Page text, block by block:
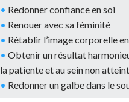
• Redonner confiance en soi
• Renouer avec sa féminité
• Rétablir l’image corporelle
• Obtenir un résultat
la patiente et au sein non atteint
• Redonner un galbe dans le